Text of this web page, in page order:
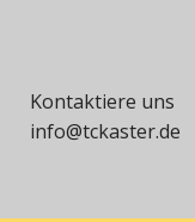
Kontaktiere uns
info@tckaster.de